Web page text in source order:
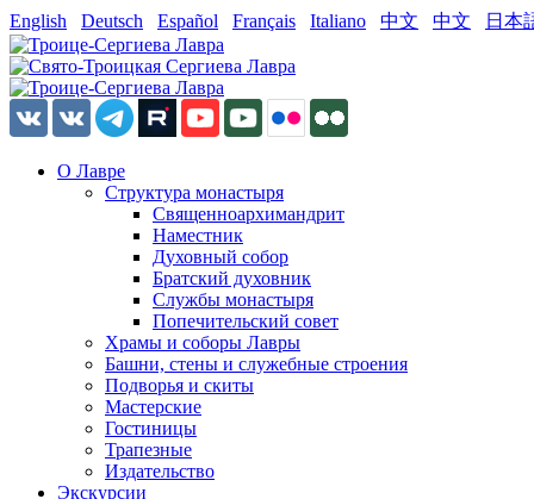
English Deutsch Español Français Italiano 中文 中文 日本
О Лавре
Структура монастыря
Священноархимандрит
Наместник
Духовный собор
Братский духовник
Службы монастыря
Попечительский совет
Храмы и соборы Лавры
Башни, стены и служебные строения
Подворья и скиты
Мастерские
Гостиницы
Трапезные
Издательство
Экскурсии